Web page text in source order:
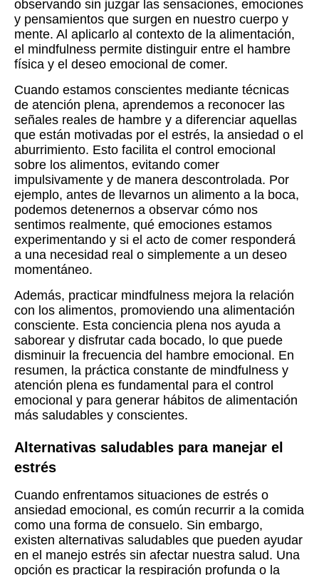
observando sin juzgar las sensaciones, emociones
y pensamientos que surgen en nuestro cuerpo y
mente. Al aplicarlo al contexto de la alimentación,
el mindfulness permite distinguir entre el hambre
física y el deseo emocional de comer.
Cuando estamos conscientes mediante técnicas
de atención plena, aprendemos a reconocer las
señales reales de hambre y a diferenciar aquellas
que están motivadas por el estrés, la ansiedad o el
aburrimiento. Esto facilita el control emocional
sobre los alimentos, evitando comer
impulsivamente y de manera descontrolada. Por
ejemplo, antes de llevarnos un alimento a la boca,
podemos detenernos a observar cómo nos
sentimos realmente, qué emociones estamos
experimentando y si el acto de comer responderá
a una necesidad real o simplemente a un deseo
momentáneo.
Además, practicar mindfulness mejora la relación
con los alimentos, promoviendo una alimentación
consciente. Esta conciencia plena nos ayuda a
saborear y disfrutar cada bocado, lo que puede
disminuir la frecuencia del hambre emocional. En
resumen, la práctica constante de mindfulness y
atención plena es fundamental para el control
emocional y para generar hábitos de alimentación
más saludables y conscientes.
Alternativas saludables para manejar el
estrés
Cuando enfrentamos situaciones de estrés o
ansiedad emocional, es común recurrir a la comida
como una forma de consuelo. Sin embargo,
existen alternativas saludables que pueden ayudar
en el manejo estrés sin afectar nuestra salud. Una
opción es practicar la respiración profunda o la